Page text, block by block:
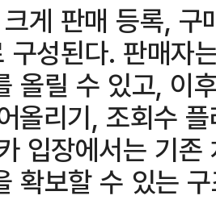
게 판매 등록,
성된다. 판매자
올릴 수 있고, 이
올리기, 조회수
입장에서는 기존
확보할 수 있는